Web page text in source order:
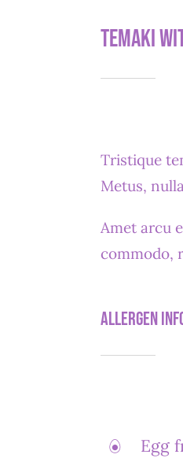
Temaki
Tristique
Metus,
Amet arcu
commodo,
Allergen
Egg